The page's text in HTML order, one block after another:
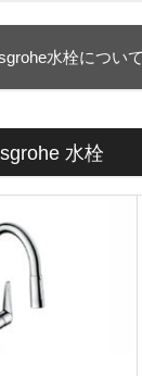
単なご質問にお使い
(必須)
水栓について
水栓